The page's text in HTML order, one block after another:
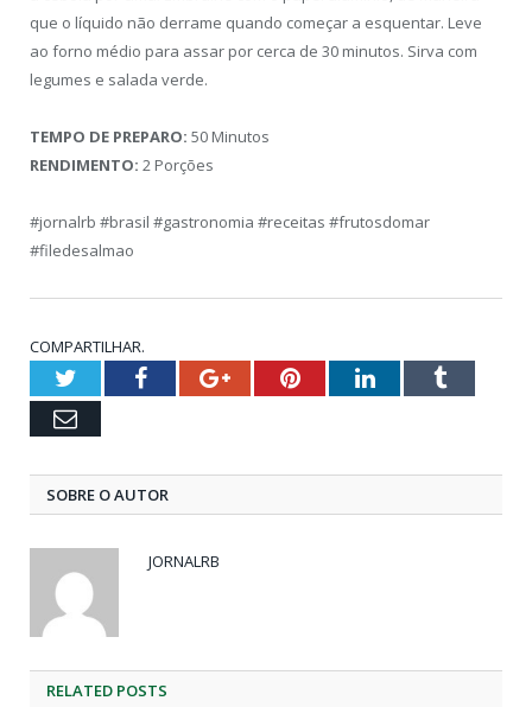
que o líquido não derrame quando começar a esquentar. Leve
ao forno médio para assar por cerca de 30 minutos. Sirva com
legumes e salada verde.
TEMPO DE PREPARO: 50 Minutos
RENDIMENTO: 2 Porções
#jornalrb #brasil #gastronomia #receitas #frutosdomar
#filedesalmao
COMPARTILHAR.
TwitterFacebookGoogle+PinterestLinkedInTumblr
Email
SOBRE O AUTOR
JORNALRB
RELATED POSTS